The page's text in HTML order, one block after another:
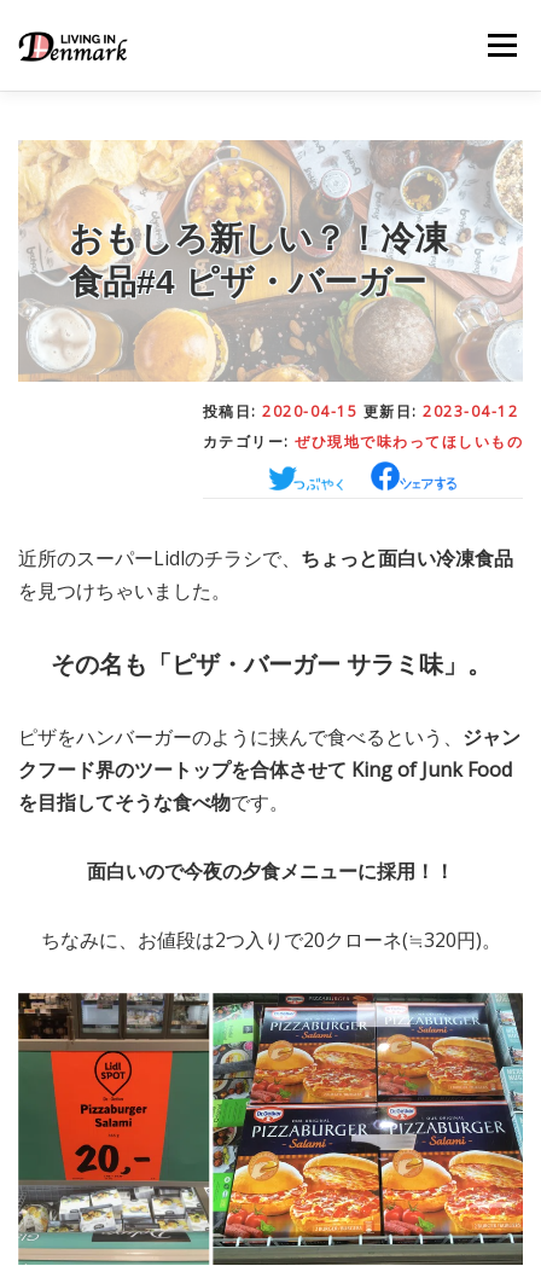
メニュー
LIFE TIPS– 生活便利帳 FOOD– ごはん事情
STUDY– 留学関連情報
WORK– デンマークの働き方
– 日本人の考察
MEDIA – メディア掲載 TRAVEL– 旅行
EVERYDAY– 日常ブログ
ABOUT US- サイトについて
おもしろ新しい？！冷凍
食品#4 ピザ・バーガー
投稿日: 2020-04-15 更新日: 2023-04-12
カテゴリー: ぜひ現地で味わってほしいもの
近所のスーパーLidlのチラシで、 ちょっと面白い冷凍食品
を見つけちゃいました。
その名も「ピザ・バーガー サラミ味」。
ピザをハンバーガーのように挟んで食べるという、 ジャン
クフード界のツートップを合体させて King of Junk Food
を目指してそうな食べ物です。
面白いので今夜の夕食メニューに採用！！
ちなみに、お値段は2つ入りで20クローネ(≒320円)。